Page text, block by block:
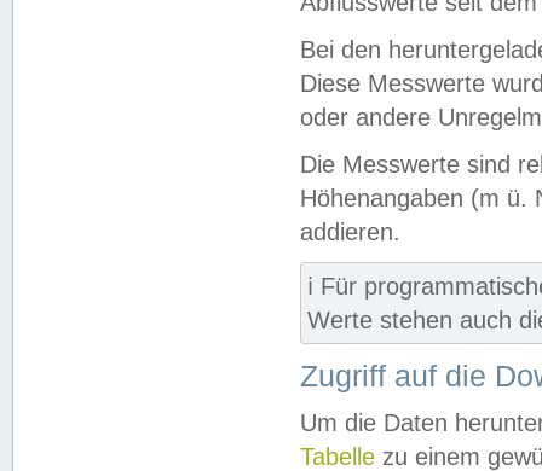
Bei den
Diese Messwerte
oder andere
Die Messwerte sind
Höhenangaben (m ü.
addieren.
ℹ️ Für
Werte stehen auch
Zugriff auf die
Um die Daten
Tabelle zu einem